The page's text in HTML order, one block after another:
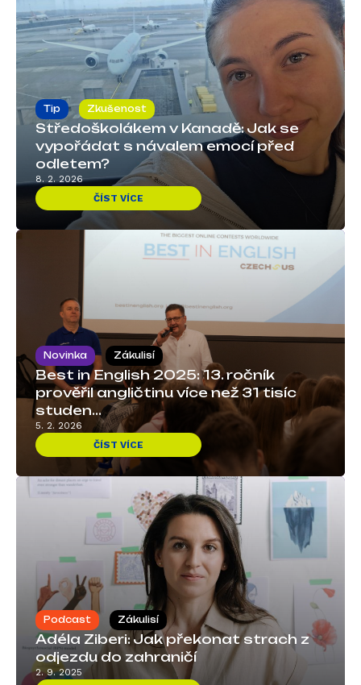
Tip Zkušenost
Středoškolákem v Kanadě: Jak se
vypořádat s návalem emocí před
odletem?
8. 2. 2026
ČÍST VÍCE
Novinka Zákulisí
Best in English 2025: 13. ročník
prověřil angličtinu více než 31 tisíc
studen...
5. 2. 2026
ČÍST VÍCE
Podcast Zákulisí
Adéla Ziberi: Jak překonat strach z
odjezdu do zahraničí
2. 9. 2025